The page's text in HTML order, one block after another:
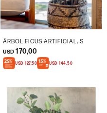
ÁRBOL FICUS ARTIFICIAL, S
USD 170,00
USD 127,50 USD 144,50